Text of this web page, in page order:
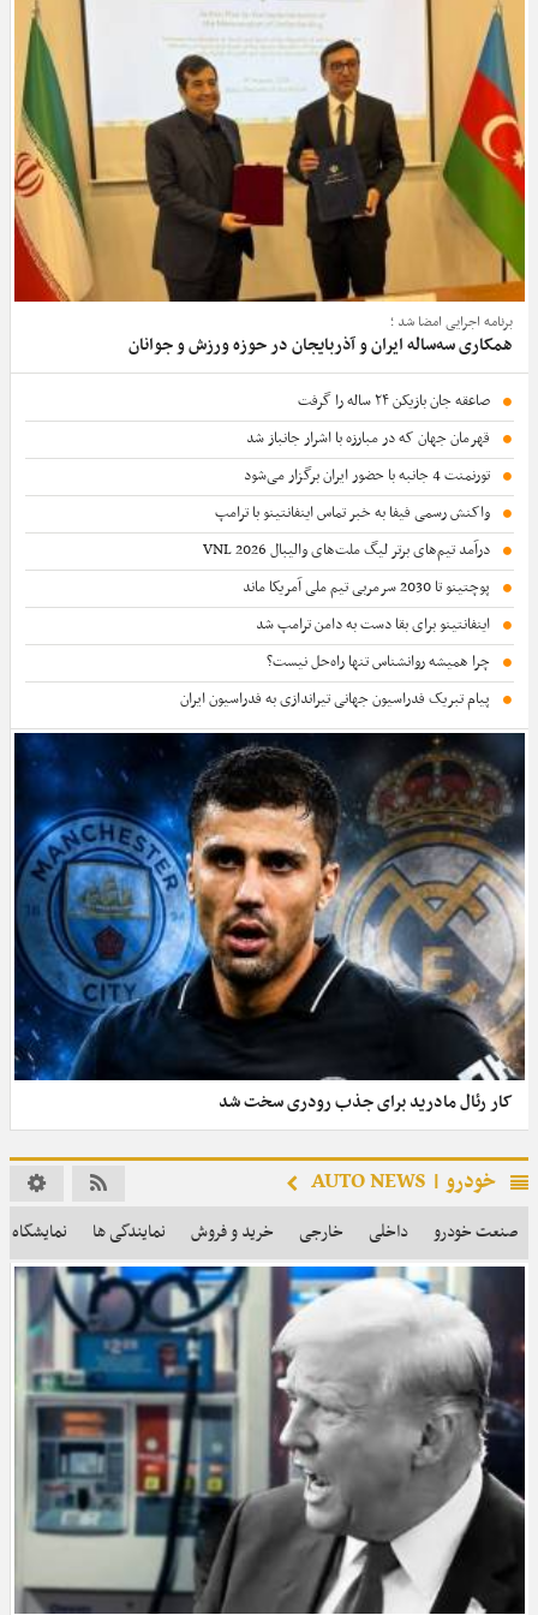
برنامه اجرایی امضا شد ؛
همکاری سه‌ساله ایران و آذربایجان در حوزه ورزش و جوانان
صاعقه جان بازیکن ۲۴ ساله را گرفت
قهرمان جهان که در مبارزه با اشرار جانباز شد
تورنمنت 4 جانبه با حضور ایران برگزار می‌شود
واکنش رسمی فیفا به خبر تماس اینفانتینو با ترامپ
درآمد تیم‌های برتر لیگ ملت‌های والیبال VNL 2026
پوچتینو تا 2030 سرمربی تیم ملی آمریکا ماند
اینفانتینو برای بقا دست به دامن ترامپ شد
چرا همیشه روانشناس تنها راه‌حل نیست؟
پیام تبریک فدراسیون جهانی تیراندازی به فدراسیون ایران
کار رئال مادرید برای جذب رودری سخت شد
خودرو | AUTO NEWS
صنعت خودرو داخلی خارجی خرید و فروش نمایندگی ها نمایشگاه